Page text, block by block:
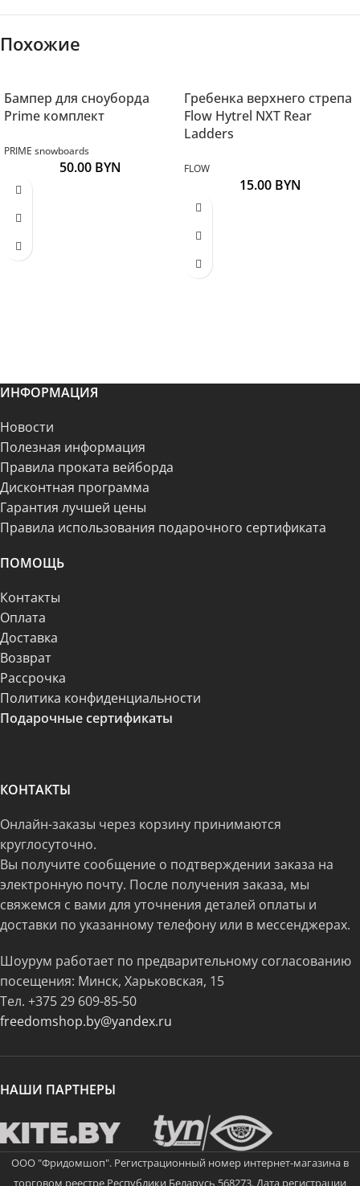
Похожие
Бампер для сноуборда
Prime комплект
PRIME snowboards
50.00 BYN
Гребенка верхнего стрепа
Flow Hytrel NXT Rear
Ladders
FLOW
15.00 BYN
ИНФОРМАЦИЯ
Новости
Полезная информация
Правила проката вейборда
Дисконтная программа
Гарантия лучшей цены
Правила использования подарочного сертификата
ПОМОЩЬ
Контакты
Оплата
Доставка
Возврат
Рассрочка
Политика конфиденциальности
Подарочные сертификаты
КОНТАКТЫ
Онлайн-заказы через корзину принимаются
круглосуточно.
Вы получите сообщение о подтверждении заказа на
электронную почту. После получения заказа, мы
свяжемся с вами для уточнения деталей оплаты и
доставки по указанному телефону или в мессенджерах.
Шоурум работает по предварительному согласованию
посещения: Минск, Харьковская, 15
Тел. +375 29 609-85-50
freedomshop.by@yandex.ru
НАШИ ПАРТНЕРЫ
ООО "Фридомшоп". Регистрационный номер интернет-магазина в
торговом реестре Республики Беларусь 568273. Дата регистрации